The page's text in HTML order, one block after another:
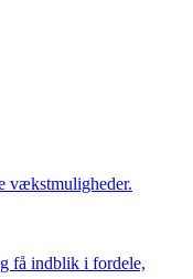
vækstmuligheder.
få indblik i fordele,